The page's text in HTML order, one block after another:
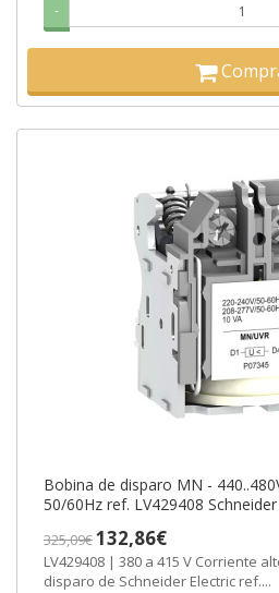
-
Bobina de disparo MN -
50/60Hz ref. LV429408
325,09€132,86€
LV429408 | 380 a 415 V Corriente alterna (AC, CA) Bobina de
disparo de Schneider Electric ref....